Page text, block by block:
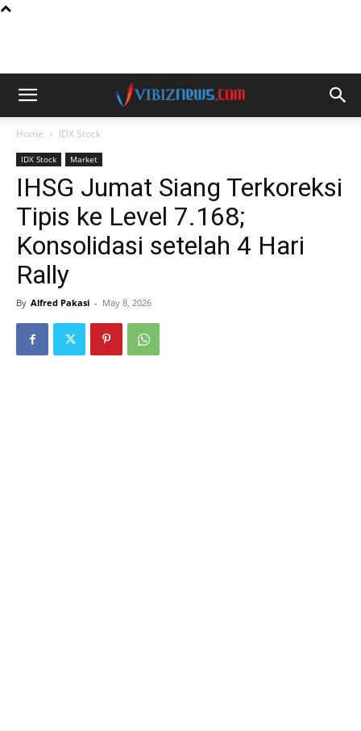
Home IDX Stock
IDX Stock Market
IHSG Jumat Siang Terkoreksi
Tipis ke Level 7.168;
Konsolidasi setelah 4 Hari
Rally
By Alfred Pakasi - May 8, 2026